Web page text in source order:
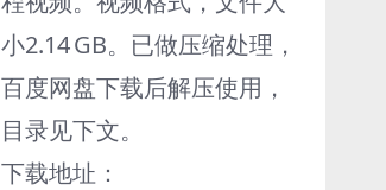
小2.14 GB。已做压缩处理，
百度网盘下载后解压使用，
目录见下文。
下载地址：